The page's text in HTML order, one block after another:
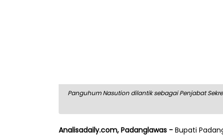
Panguhum Nasution dilantik sebagai Penjabat
Analisadaily.com, Padanglawas - Bupati